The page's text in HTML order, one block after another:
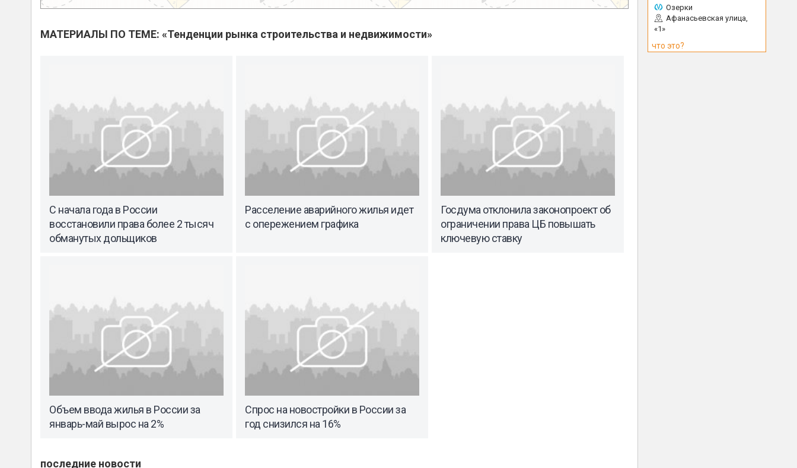
МАТЕРИАЛЫ ПО ТЕМЕ: «Тенденции рынка строительства и недвижимости»
С начала года в России
восстановили права более 2 тысяч
обманутых дольщиков
Расселение аварийного жилья идет
с опережением графика
Госдума отклонила законопроект об
ограничении права ЦБ повышать
ключевую ставку
Объем ввода жилья в России за
январь-май вырос на 2%
Спрос на новостройки в России за
год снизился на 16%
последние новости
Озерки
Афанасьевская улица,
«1»
что это?